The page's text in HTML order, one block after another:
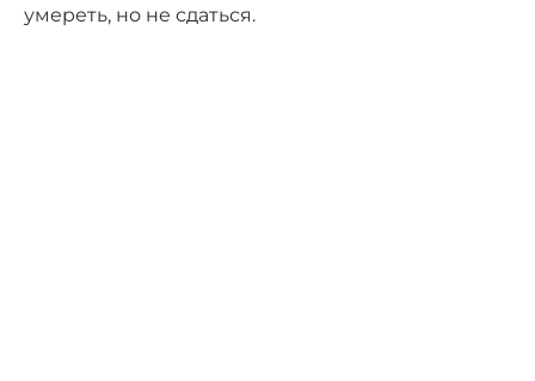
умереть, но не сдаться.